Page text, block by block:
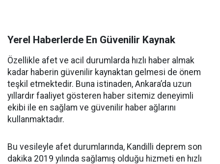
Yerel Haberlerde En Güvenilir Kaynak
Özellikle afet ve acil durumlarda hızlı haber almak
kadar haberin güvenilir kaynaktan gelmesi de önem
teşkil etmektedir. Buna istinaden, Ankara’da uzun
yıllardır faaliyet gösteren haber sitemiz deneyimli
ekibi ile en sağlam ve güvenilir haber ağlarını
kullanmaktadır.
Bu vesileyle afet durumlarında, Kandilli deprem son
dakika 2019 yılında sağlamış olduğu hizmeti en hızlı